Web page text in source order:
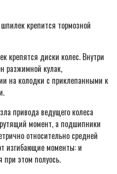
крепится тормозной
крепятся диски колес. Внутри
разжимной кулак,
на колодки с приклепанными к
привода ведущего колеса
момент, а подшипники
относительно средней
изгибающие моменты: и
при этом полуось.